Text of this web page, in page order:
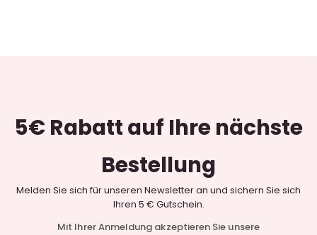
5€ Rabattauf Ihre nächste
Bestellung
Melden Sie sich für unseren Newsletter an und sichern Sie sich
Ihren 5 € Gutschein.
Mit Ihrer Anmeldung akzeptieren Sie unsere